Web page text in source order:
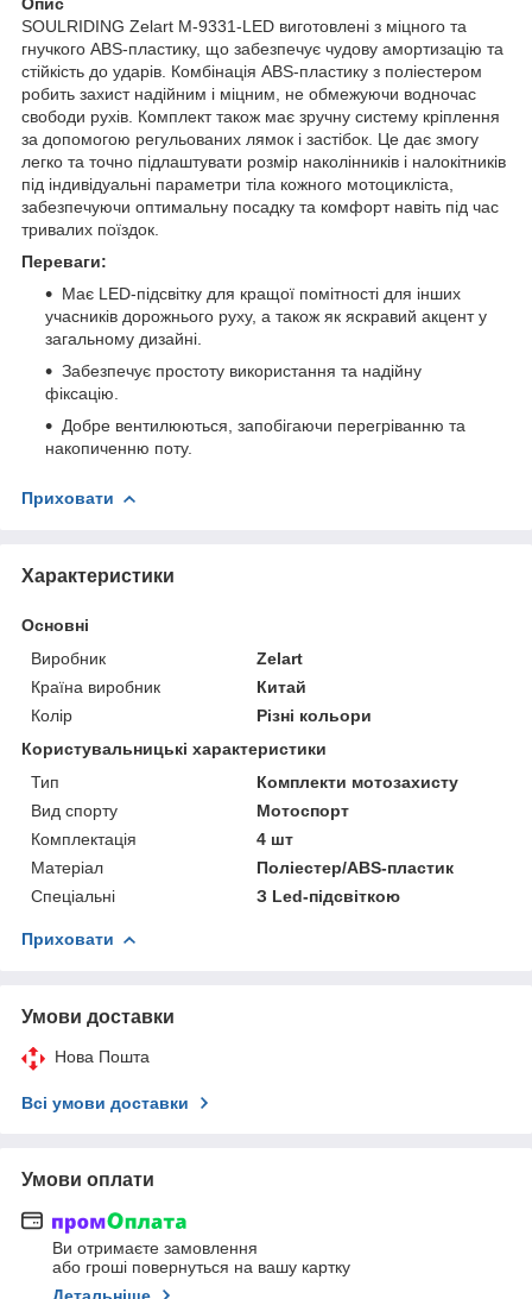
SOULRIDING Zelart M-9331-LED виготовлені з міцного та
гнучкого ABS-пластику, що забезпечує чудову амортизацію та
стійкість до ударів. Комбінація ABS-пластику з поліестером
робить захист надійним і міцним, не обмежуючи водночас
свободи рухів. Комплект також має зручну систему кріплення
за допомогою регульованих лямок і застібок. Це дає змогу
легко та точно підлаштувати розмір наколінників і налокітників
під індивідуальні параметри тіла кожного мотоцикліста,
забезпечуючи оптимальну посадку та комфорт навіть під час
тривалих поїздок.
Переваги:
Має LED-підсвітку для кращої помітності для інших
учасників дорожнього руху, а також як яскравий акцент у
загальному дизайні.
Забезпечує простоту використання та надійну
фіксацію.
Добре вентилюються, запобігаючи перегріванню та
накопиченню поту.
Приховати
Характеристики
Основні
Виробник
Zelart
Країна виробник
Китай
Колір
Різні кольори
Користувальницькі характеристики
Тип
Комплекти мотозахисту
Вид спорту
Мотоспорт
Комплектація
4 шт
Матеріал
Поліестер/ABS-пластик
Спеціальні
З Led-підсвіткою
Приховати
Умови доставки
Нова Пошта
Всі умови доставки
Умови оплати
Ви отримаєте замовлення
або гроші повернуться на вашу картку